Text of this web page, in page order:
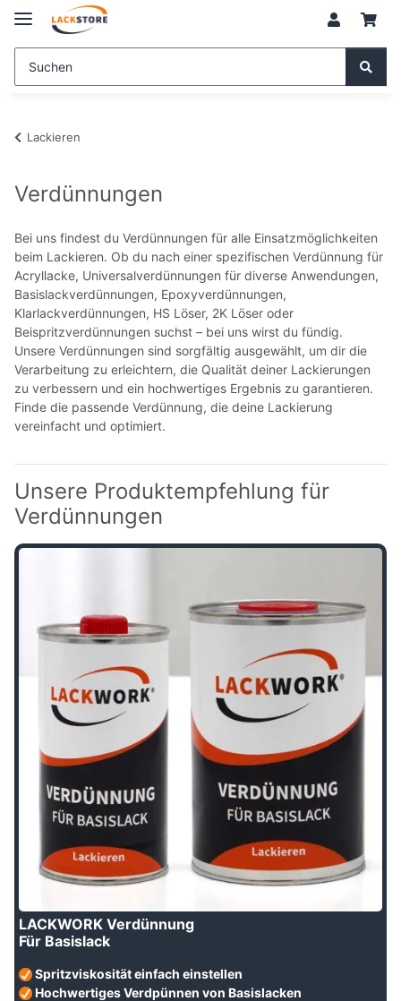
Lackieren
Verdünnungen
Bei uns findest du Verdünnungen für alle Einsatzmöglichkeiten
beim Lackieren. Ob du nach einer spezifischen Verdünnung für
Acryllacke, Universalverdünnungen für diverse Anwendungen,
Basislackverdünnungen, Epoxyverdünnungen,
Klarlackverdünnungen, HS Löser, 2K Löser oder
Beispritzverdünnungen suchst – bei uns wirst du fündig.
Unsere Verdünnungen sind sorgfältig ausgewählt, um dir die
Verarbeitung zu erleichtern, die Qualität deiner Lackierungen
zu verbessern und ein hochwertiges Ergebnis zu garantieren.
Finde die passende Verdünnung, die deine Lackierung
vereinfacht und optimiert.
Unsere Produktempfehlung für
Verdünnungen
LACKWORK Verdünnung
Für Basislack
Spritzviskosität einfach einstellen
Hochwertiges Verdpünnen von Basislacken